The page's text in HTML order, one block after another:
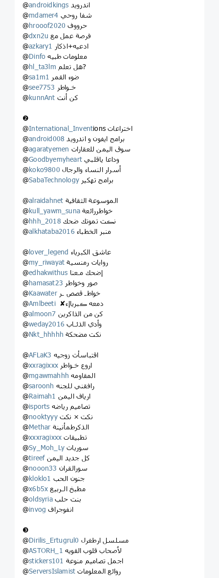
@androidkings اندرويد
@mdamer4 شفا روحي
@hrooof2020 حرووف
@dxn2u فرصة عمل مع
@azkary1 ادعيه+اذكار
@Dinfo معلومات طبيه
@hl_ta3lm
هل تعلم?
@sa1m1 ضوء القمر
@see7753 خـواطر
@kunnAnt كن أنت
❷
@International_Invent
ions اختراعات
@android008 برامج ايفون و اندرويد
@agaratyemen سوق اليمن للعقارات
@Goodbyemyheart وداعا ياقلبي
@koko9800 أسرار النساء والرجال
@SabaTechnology برامج تهكير
@alraidahnet الموسوعة الثقافية
@kull_yawm_suna خواطررائعة
@hhh_2018 نڪت تموتك ضحك
@alkhataba2016 منبر الخطباء
@lover_legend عاشق الكبرياء
@my_riwayat روايات رمنسية
@edhakwithus إضحك مـعنا
@hamasat23 صور وخواطر
@Kaawater خواطـ قصص ـر
@Amlbeeti
️ ✘دمعه ڪبرياإء
@almoon7 كن من الذاكرين
@weday2016 وأدي الذئـاب
@Nkt_hhhhh نكت مضحكة
@AFLaK3 اقتباسأت زوجيه
@xxragixxx اروع خـواطر
@mgawmahhh المقاومه
@saroonh رافقني للجنه
@Raimah1 ارياف اليمن
@isports تصاميم رياضه
@nooktyyy نكت × نكت
@Methar الذكرطمأنينة
@xxxragixxx تطبيقات
@Sy_Moh_Ly سوريات
@tireef كل جديد اليمن
@nooon33 سورالقران
@kloklo1 جنون الحب
@x6b5x مطبخ الـربيع
@oldsyria بنت حلب
@invog انفوجراف
❸
@Dirilis_Ertugrul0 مسلسل ارطغرل
@ASTORH_1 لٲصحاب قلوب القويه
@stickers101 اجمل تصاميم منوعة
@ServersIslamist روائع المعلومات